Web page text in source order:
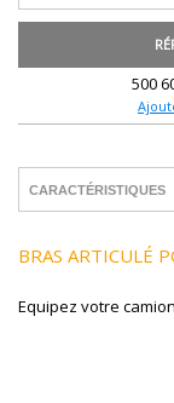
500
CARACTÉRISTIQUES
BRAS ARTICULÉ
Equipez votre